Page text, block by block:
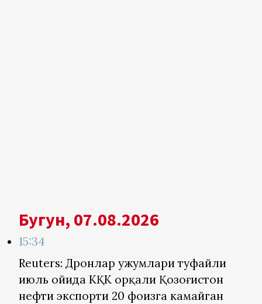
Бугун, 07.08.2026
15:34
Reuters: Дронлар ҳужумлари туфайли
июль ойида КҚК орқали Қозоғистон
нефти экспорти 20 фоизга камайган